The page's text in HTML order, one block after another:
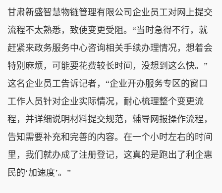
甘肃新盛智慧物链管理有限公司企业员工对网上提交
流程不太熟悉，致使变更受阻。“当时急得不行，就
赶紧来政务服务中心咨询相关手续办理情况，想着会
特别麻烦，可能要花费较长时间，没想到这么快。”
这名企业员工告诉记者，“企业开办服务专区的窗口
工作人员针对企业实际情况，耐心梳理整个变更流
程，并详细说明材料提交规范，辅导网报操作流程，
告知需要补充和完善的内容。在一个小时左右的时间
里，我们就办成了注册登记，这真的是跑出了利企惠
民的‘加速度’。”